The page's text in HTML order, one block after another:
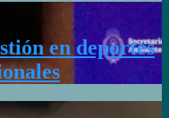
en deportes